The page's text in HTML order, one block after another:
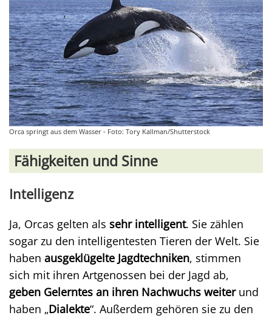
Orca springt aus dem Wasser - Foto: Tory Kallman/Shutterstock
Fähigkeiten und Sinne
Intelligenz
Ja, Orcas gelten als sehr intelligent. Sie zählen
sogar zu den intelligentesten Tieren der Welt. Sie
haben ausgeklügelte Jagdtechniken, stimmen
sich mit ihren Artgenossen bei der Jagd ab,
geben Gelerntes an ihren Nachwuchs weiterund
haben „Dialekte“. Außerdem gehören sie zu den